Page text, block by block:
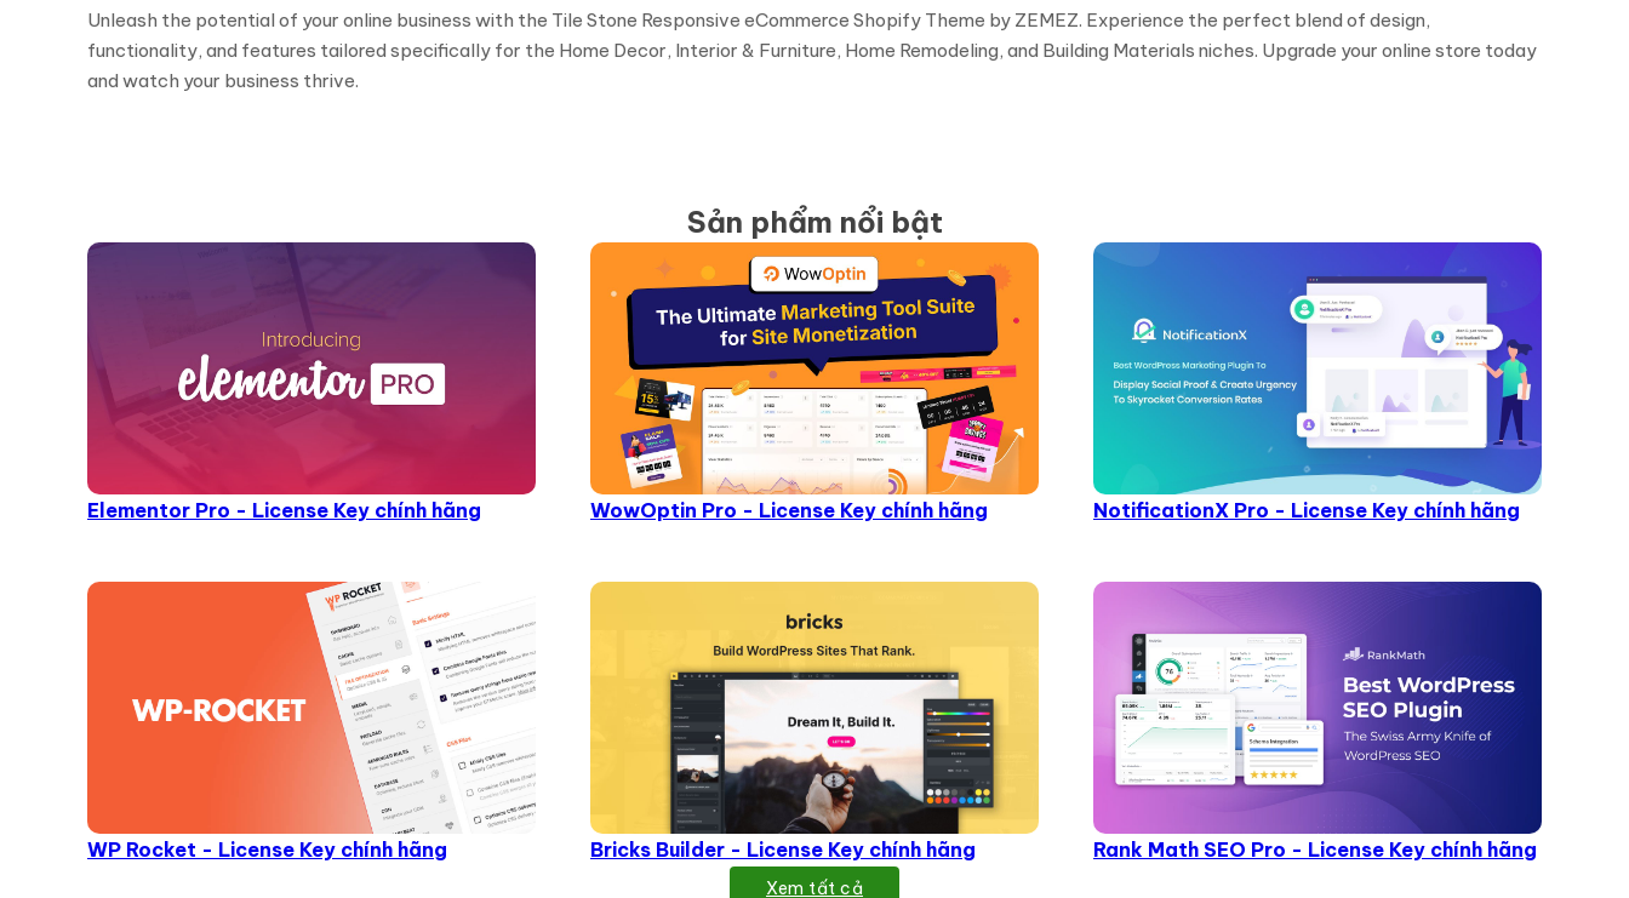
Unleash the potential of your online business with the Tile Stone Responsive eCommerce Shopify Theme by ZEMEZ. Experience the perfect blend of design,
functionality, and features tailored specifically for the Home Decor, Interior & Furniture, Home Remodeling, and Building Materials niches. Upgrade your online store today
and watch your business thrive.
Sản phẩm nổi bật
Elementor Pro - License Key chính hãng WowOptin Pro - License Key chính hãng NotificationX Pro - License Key chính hãng
WP Rocket - License Key chính hãng Bricks Builder - License Key chính hãng Rank Math SEO Pro - License Key chính hãng
Xem tất cả